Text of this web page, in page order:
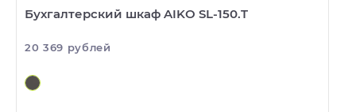
Бухгалтерский шкаф AIKO SL-150.T
20 369 рублей